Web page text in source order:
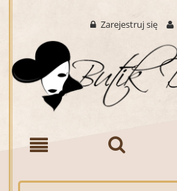
Zarejestruj się